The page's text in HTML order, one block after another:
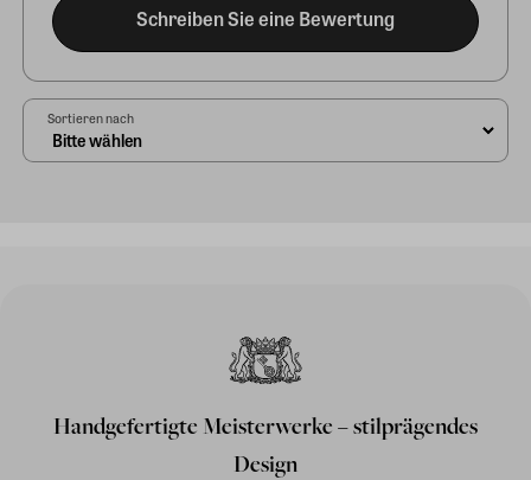
Schreiben Sie eine Bewertung
Sortieren nach
Handgefertigte Meisterwerke – stilprägendes
Design